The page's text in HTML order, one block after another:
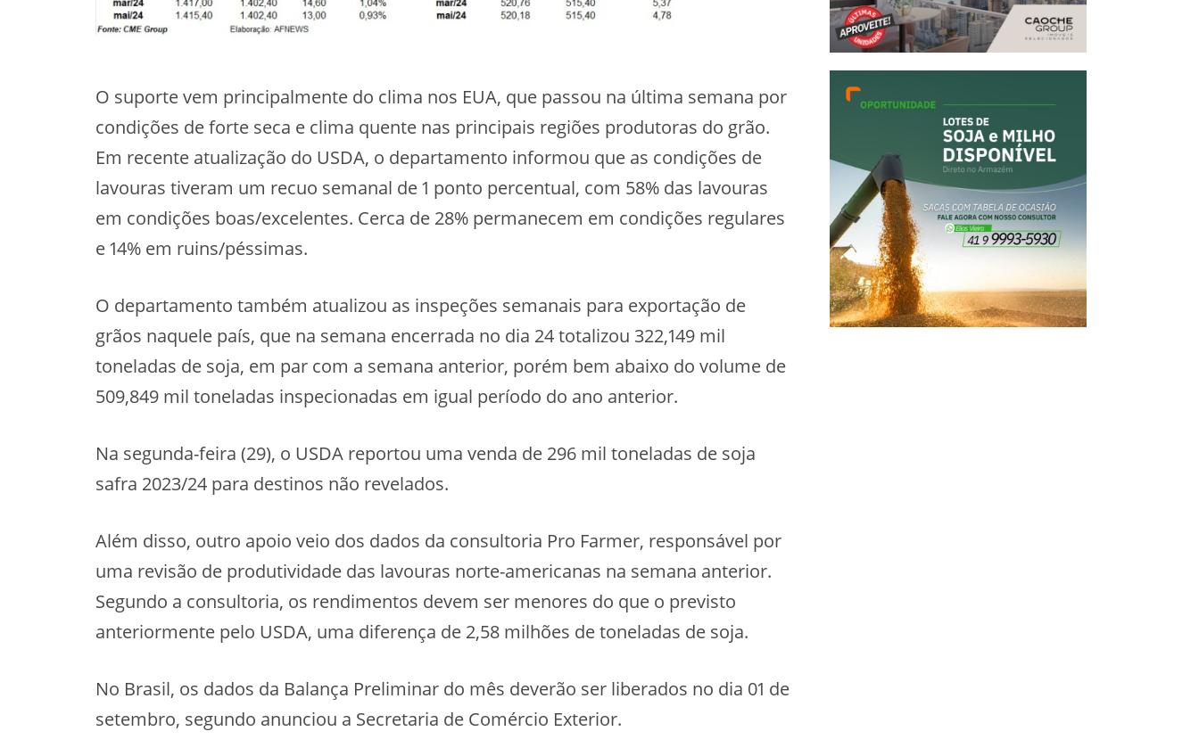
O suporte vem principalmente do clima nos EUA, que passou na última semana por
condições de forte seca e clima quente nas principais regiões produtoras do grão.
Em recente atualização do USDA, o departamento informou que as condições de
lavouras tiveram um recuo semanal de 1 ponto percentual, com 58% das lavouras
em condições boas/excelentes. Cerca de 28% permanecem em condições regulares
e 14% em ruins/péssimas.
O departamento também atualizou as inspeções semanais para exportação de
grãos naquele país, que na semana encerrada no dia 24 totalizou 322,149 mil
toneladas de soja, em par com a semana anterior, porém bem abaixo do volume de
509,849 mil toneladas inspecionadas em igual período do ano anterior.
Na segunda-feira (29), o USDA reportou uma venda de 296 mil toneladas de soja
safra 2023/24 para destinos não revelados.
Além disso, outro apoio veio dos dados da consultoria Pro Farmer, responsável por
uma revisão de produtividade das lavouras norte-americanas na semana anterior.
Segundo a consultoria, os rendimentos devem ser menores do que o previsto
anteriormente pelo USDA, uma diferença de 2,58 milhões de toneladas de soja.
No Brasil, os dados da Balança Preliminar do mês deverão ser liberados no dia 01 de
setembro, segundo anunciou a Secretaria de Comércio Exterior.